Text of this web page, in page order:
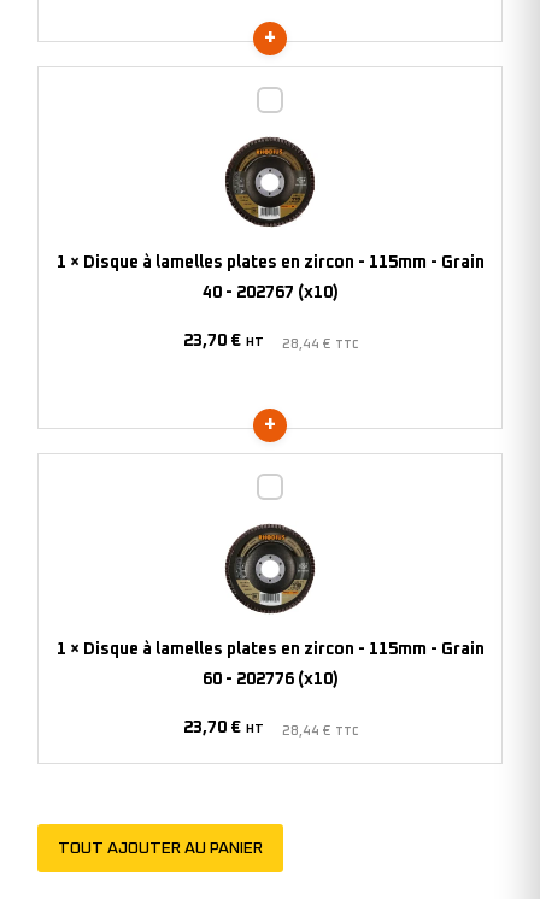
lamelles
plates
en
-
1 × Disque à lamelles plates en zircon - 115mm - Grain
40 - 202767 (x10)
23,70 € HT 28,44 € TTC
lamelles
plates
en
-
202776
1 × Disque à lamelles plates en zircon - 115mm - Grain
60 - 202776 (x10)
23,70 € HT 28,44 € TTC
TOUT AJOUTER AU PANIER